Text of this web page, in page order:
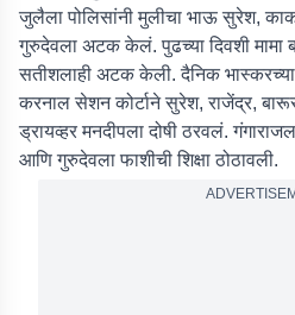
जुलैला पोलिसांनी मुलीचा भाऊ सुरेश,
गुरुदेवला अटक केलं. पुढच्या दिवशी मामा
सतीशलाही अटक केली. दैनिक भास्करच्या
करनाल सेशन कोर्टाने सुरेश, राजेंद्र,
ड्रायव्हर मनदीपला दोषी ठरवलं.
आणि गुरुदेवला फाशीची शिक्षा ठोठावली.